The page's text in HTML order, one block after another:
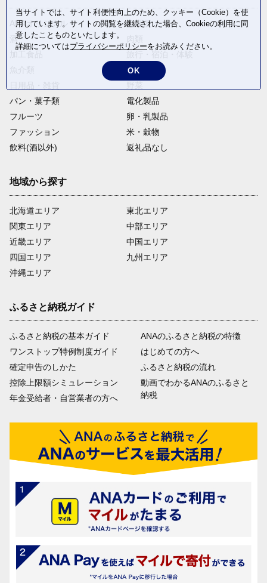
ANAオリジナル
定期便
酒
麺類
パン・菓子類
電化製品
フルーツ
卵・乳製品
ファッション
米・穀物
飲料(酒以外)
返礼品なし
地域から探す
北海道エリア
関東エリア
近畿エリア
四国エリア
沖縄エリア
東北エリア
中部エリア
中国エリア
九州エリア
ふるさと納税ガイド
ふるさと納税の基本ガイド
ワンストップ特例制度ガイド
確定申告のしかた
控除上限額シミュレーション
年金受給者・自営業者の方へ
ANAのふるさと納税の特徴
はじめての方へ
ふるさと納税の流れ
動画でわかるANAのふるさと
納税
当サイトでは、サイト利便性向上のため、クッキー（Cookie）を使
用しています。サイトの閲覧を継続された場合、Cookieの利用に同
意したことものといたします。
詳細についてはプライバシーポリシーをお読みください。
OK